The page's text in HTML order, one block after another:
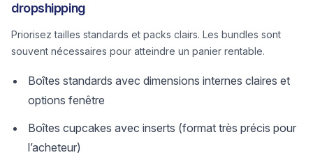
dropshipping
Priorisez tailles standards et packs clairs. Les bundles sont
souvent nécessaires pour atteindre un panier rentable.
Boîtes standards avec dimensions internes claires et
options fenêtre
Boîtes cupcakes avec inserts (format très précis pour
l’acheteur)